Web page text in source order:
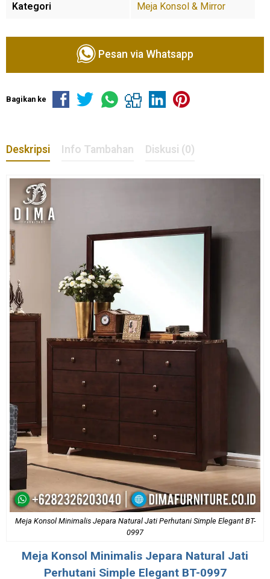
Kategori Meja Konsol & Mirror
Pesan via Whatsapp
Bagikan ke
Deskripsi Info Tambahan Diskusi (0)
Meja Konsol Minimalis Jepara Natural Jati Perhutani Simple Elegant BT-
0997
Meja Konsol Minimalis Jepara Natural Jati
Perhutani Simple Elegant BT-0997